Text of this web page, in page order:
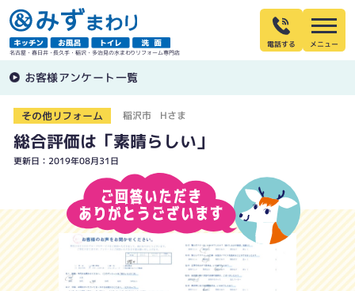
名古屋・春日井・長久手・稲沢・多治見の水まわりリフォーム専門店
電話する
お客様アンケート一覧
その他リフォーム 稲沢市 Hさま
総合評価は「素晴らしい」
更新日：2019年08月31日